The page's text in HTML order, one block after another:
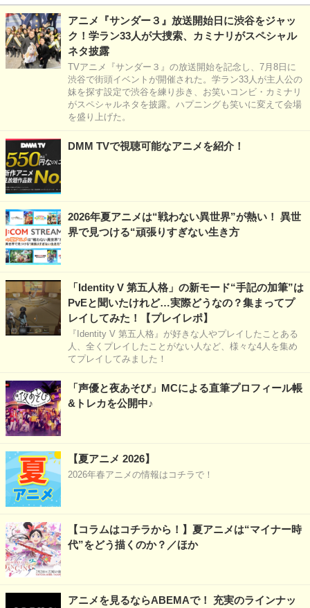
アニメ『サンダー３』放送開始日に渋谷をジャッ
ク！学ラン33人が大捜索、カミナリがスペシャル
ネタ披露
TVアニメ『サンダー３』の放送開始を記念し、7月8日に
渋谷で街頭イベントが開催された。学ラン33人が主人公の
妹を探す設定で渋谷を練り歩き、お笑いコンビ・カミナリ
がスペシャルネタを披露。ハプニングも笑いに変えて会場
を盛り上げた。
DMM TVで視聴可能なアニメを紹介！
2026年夏アニメは“戦わない異世界”が熱い！ 異世
界で見つける“頑張りすぎない生き方
「Identity V 第五人格」の新モード“手記の加筆”は
PvEと聞いたけれど…実際どうなの？集まってプ
レイしてみた！【プレイレポ】
『Identity V 第五人格』が好きな人やプレイしたことある
人、全くプレイしたことがない人など、様々な4人を集め
てプレイしてみました！
「声優と夜あそび」MCによる直筆プロフィール帳
&トレカを公開中♪
【夏アニメ 2026】
2026年春アニメの情報はコチラで！
【コラムはコチラから！】夏アニメは“マイナー時
代”をどう描くのか？／ほか
アニメを見るならABEMAで！ 充実のラインナッ